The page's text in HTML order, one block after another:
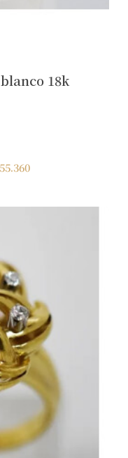
en el carrito.
18k